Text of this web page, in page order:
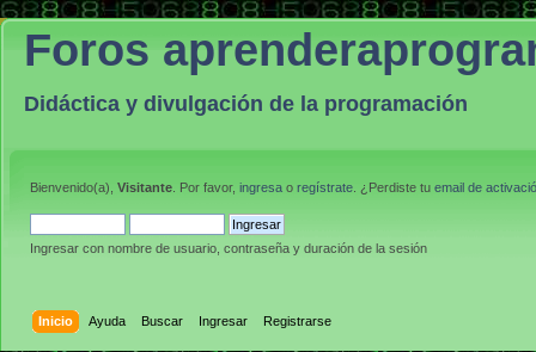
Foros
Didáctica y divulgación de la programación
Bienvenido(a), Visitante . Por favor, ingresa o regístrate . ¿Perdiste tu email de
Ingresar con nombre de usuario, contraseña y duración de la sesión
Inicio Ayuda Buscar Ingresar Registrarse